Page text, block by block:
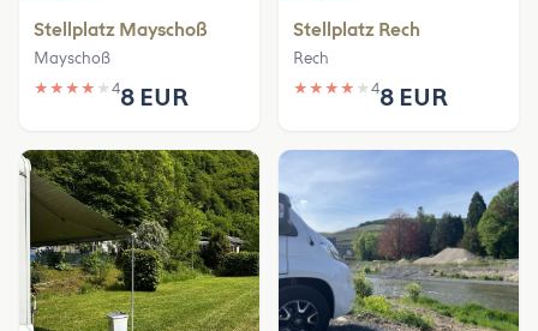
Stellplatz Mayschoß
Mayschoß
★ ★ ★ ★ ★ 48 EUR
Stellplatz Rech
Rech
★ ★ ★ ★ ★ 48 EUR